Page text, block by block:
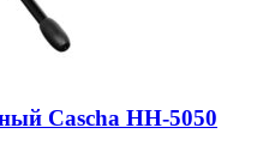
Cascha HH-5050